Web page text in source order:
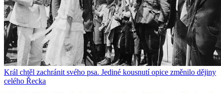
Král chtěl zachránit svého psa. Jediné kousnutí opice změnilo dějiny
celého Řecka